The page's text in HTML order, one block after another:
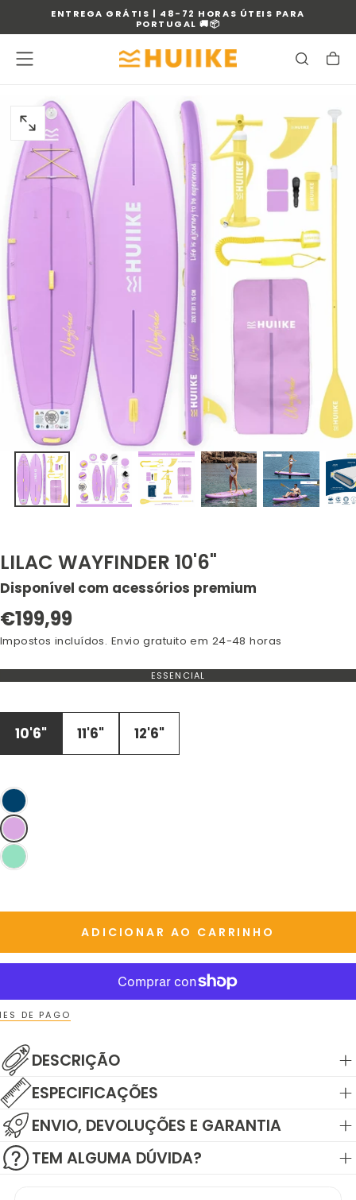
SALTAR
CONTEÚDO
ENTREGA GRÁTIS | 48-72 HORAS ÚTEIS PARA
PORTUGAL 🚚📦
ABRIR
MEDIA
0
LILAC WAYFINDER 10'6"
Disponível com acessórios premium
Preço
normal
€199,99
Impostos incluídos. Envio gratuito em 24-48 horas
ESSENCIAL
VARIANTE
DISPONÍVEL
10'6" 11'6" 12'6"
ADICIONAR AO CARRINHO
DE PAGO
DESCRIÇÃO
ESPECIFICAÇÕES
ENVIO, DEVOLUÇÕES E GARANTIA
TEM ALGUMA DÚVIDA?